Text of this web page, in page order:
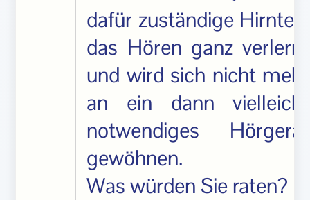
dafür zuständige Hirnteil)
das Hören ganz verlernt
und wird sich nicht mehr
an ein dann vielleicht
notwendiges Hörgerät
gewöhnen.
Was würden Sie raten?